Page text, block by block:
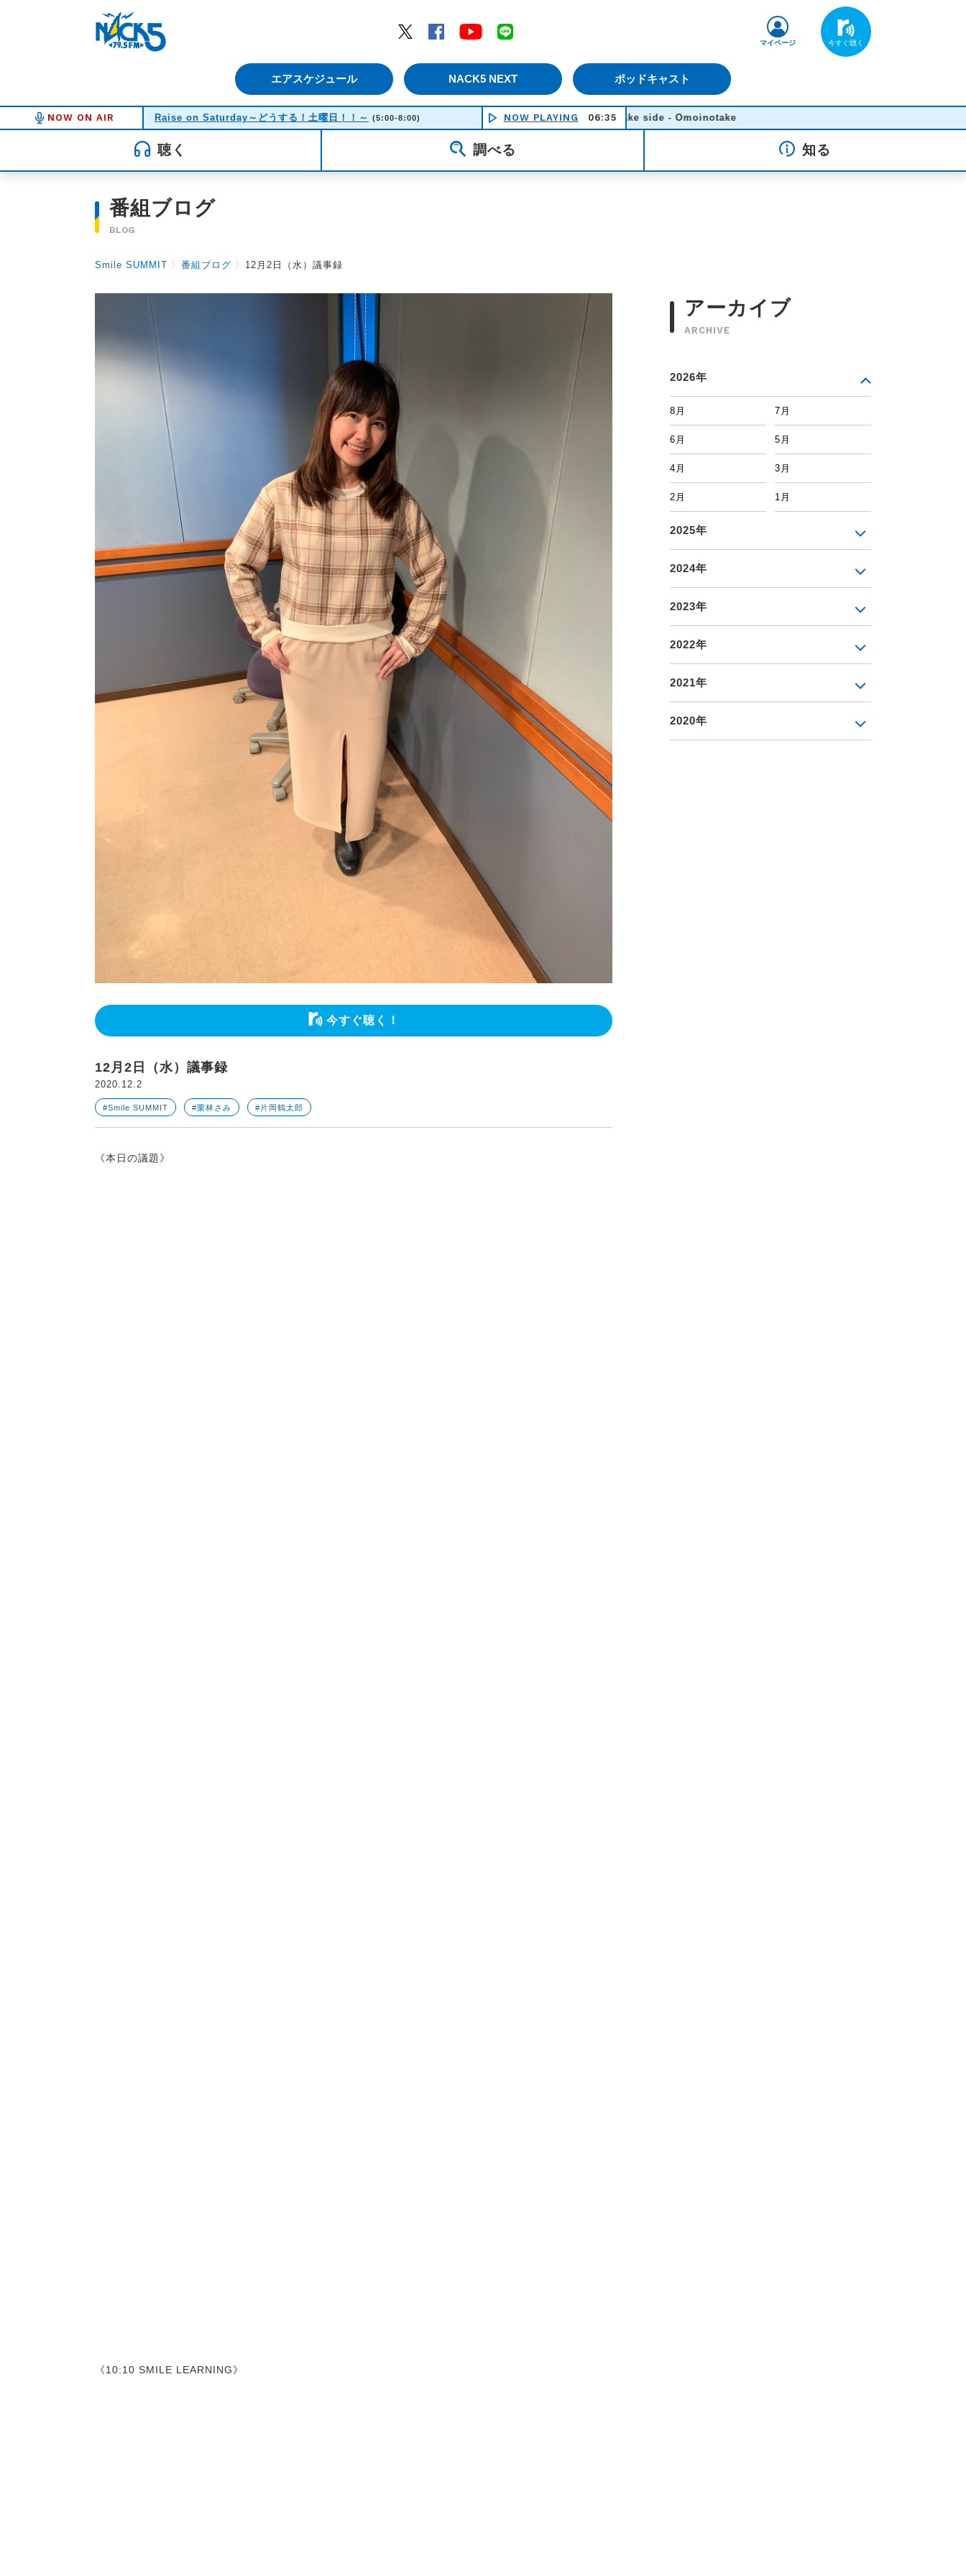
Twitter
Facebook YouTube
エアスケジュール NACK5 NEXT ポッドキャスト
マイページ
NOW ON AIR Raise on Saturday～どうする！土曜日！！～ (5:00-8:00) NOW PLAYING 06:35
lake side - Omoinotake
聴く 調べる 知る
番組ブログ
BLOG
Smile SUMMIT 〉 番組ブログ 〉 12月2日（水）議事録
今すぐ聴く！
12月2日（水）議事録
2020.12.2
#Smile SUMMIT #栗林さみ #片岡鶴太郎
《本日の議題》
《10:10 SMILE LEARNING》
アーカイブ
ARCHIVE
2026年
8月 7月
6月 5月
4月 3月
2月 1月
2025年
2024年
2023年
2022年
2021年
2020年